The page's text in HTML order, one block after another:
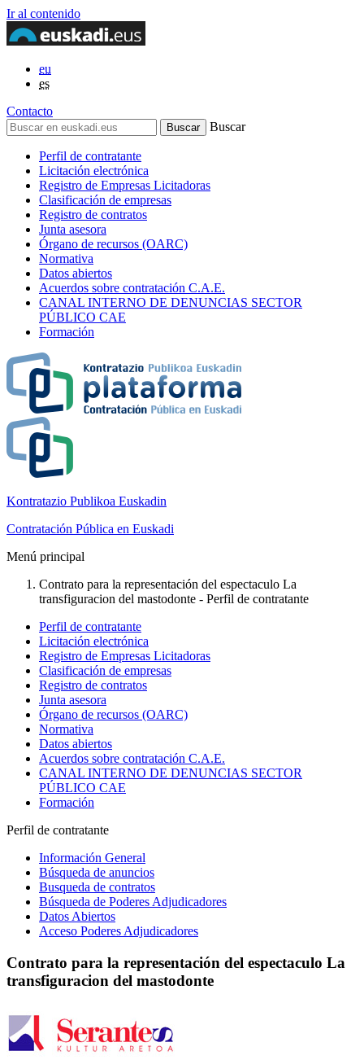
Ir al contenido
eu
es
Contacto
Buscar
Perfil de contratante
Licitación electrónica
Registro de Empresas Licitadoras
Clasificación de empresas
Registro de contratos
Junta asesora
Órgano de recursos (OARC)
Normativa
Datos abiertos
Acuerdos sobre contratación C.A.E.
CANAL INTERNO DE DENUNCIAS SECTOR
PÚBLICO CAE
Formación
Kontratazio Publikoa Euskadin
Contratación Pública en Euskadi
Menú principal
Contrato para la representación del espectaculo La
transfiguracion del mastodonte - Perfil de contratante
Perfil de contratante
Licitación electrónica
Registro de Empresas Licitadoras
Clasificación de empresas
Registro de contratos
Junta asesora
Órgano de recursos (OARC)
Normativa
Datos abiertos
Acuerdos sobre contratación C.A.E.
CANAL INTERNO DE DENUNCIAS SECTOR
PÚBLICO CAE
Formación
Perfil de contratante
Información General
Búsqueda de anuncios
Busqueda de contratos
Búsqueda de Poderes Adjudicadores
Datos Abiertos
Acceso Poderes Adjudicadores
Contrato para la representación del espectaculo La
transfiguracion del mastodonte